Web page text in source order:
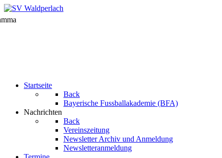
Startseite
Back
Bayerische Fussballakademie (BFA)
Nachrichten
Back
Vereinszeitung
Newsletter Archiv und Anmeldung
Newsletteranmeldung